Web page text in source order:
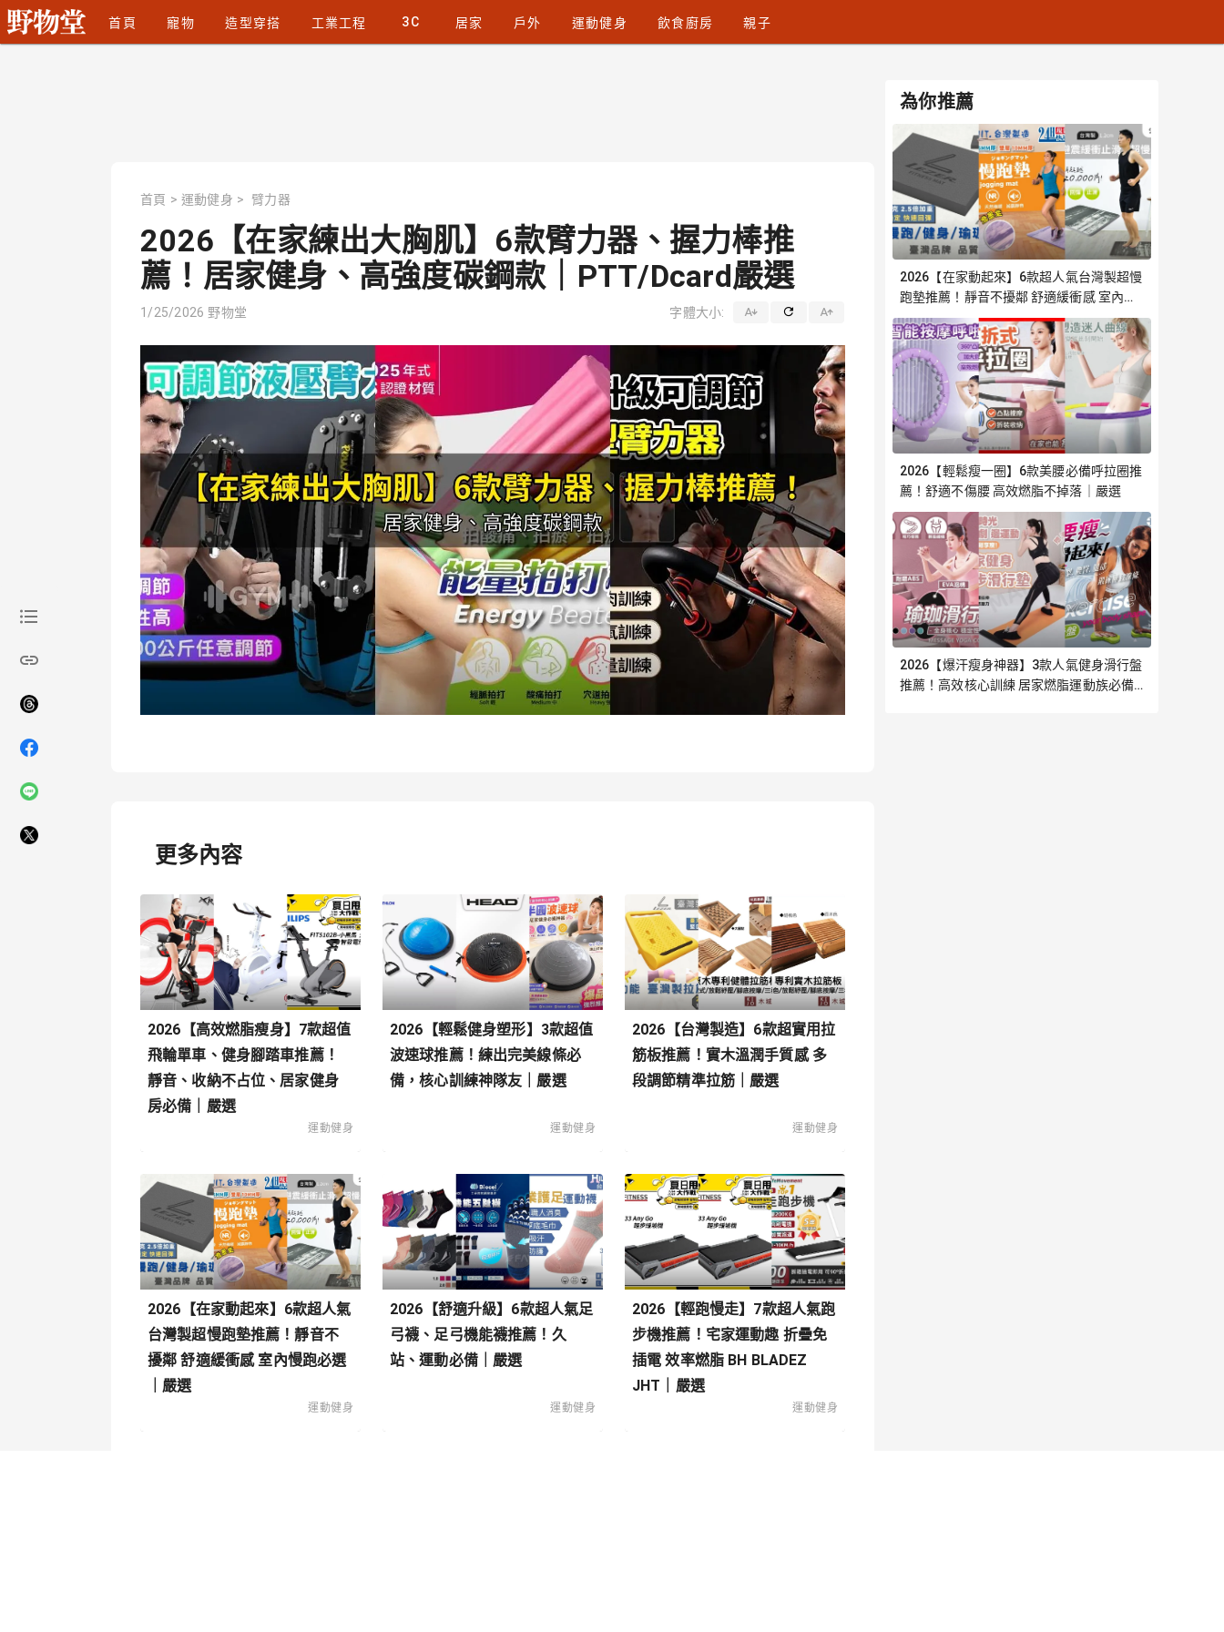
首頁 寵物 造型穿搭 工業工程 3C 居家 戶外 運動健身 飲食廚房 親子
首頁 > 運動健身 > 臂力器
2026【在家練出大胸肌】6款臂力器、握力棒推
薦！居家健身、高強度碳鋼款｜PTT/Dcard嚴選
1/25/2026 野物堂 字體大小:
更多內容
2026【高效燃脂瘦身】7款超值
飛輪單車、健身腳踏車推薦！
靜音、收納不占位、居家健身
房必備｜嚴選
運動健身
2026【輕鬆健身塑形】3款超值
波速球推薦！練出完美線條必
備，核心訓練神隊友｜嚴選
運動健身
2026【台灣製造】6款超實用拉
筋板推薦！實木溫潤手質感 多
段調節精準拉筋｜嚴選
運動健身
2026【在家動起來】6款超人氣
台灣製超慢跑墊推薦！靜音不
擾鄰 舒適緩衝感 室內慢跑必選
｜嚴選
運動健身
2026【舒適升級】6款超人氣足
弓襪、足弓機能襪推薦！久
站、運動必備｜嚴選
運動健身
2026【輕跑慢走】7款超人氣跑
步機推薦！宅家運動趣 折疊免
插電 效率燃脂 BH BLADEZ
JHT｜嚴選
運動健身
為你推薦
2026【在家動起來】6款超人氣台灣製超慢
跑墊推薦！靜音不擾鄰 舒適緩衝感 室內慢
跑必選｜嚴選
2026【輕鬆瘦一圈】6款美腰必備呼拉圈推
薦！舒適不傷腰 高效燃脂不掉落｜嚴選
2026【爆汗瘦身神器】3款人氣健身滑行盤
推薦！高效核心訓練 居家燃脂運動族必備